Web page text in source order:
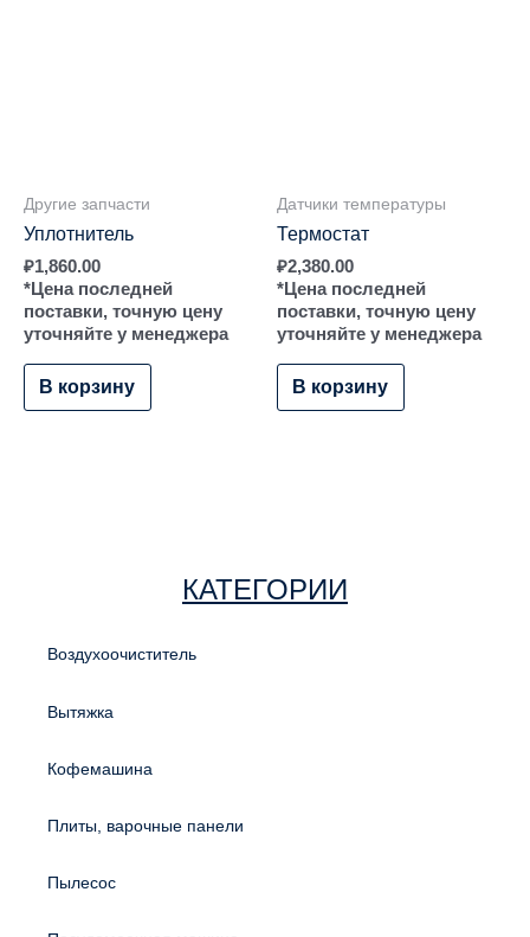
Другие запчасти
Уплотнитель
₽1,860.00
*Цена последней
поставки, точную цену
уточняйте у менеджера
В корзину
Датчики температуры
Термостат
₽2,380.00
*Цена последней
поставки, точную цену
уточняйте у менеджера
В корзину
КАТЕГОРИИ
Воздухоочиститель
Вытяжка
Кофемашина
Плиты, варочные панели
Пылесос